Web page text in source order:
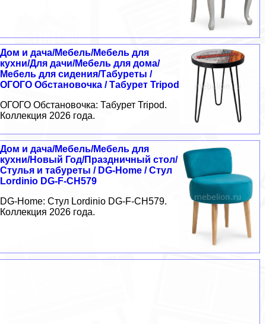
Дом и дача/Мебель/Мебель для
кухни/Для дачи/Мебель для дома/
Мебель для сидения/Табуреты /
ОГОГО Обстановочка / Табурет Tripod
ОГОГО Обстановочка: Табурет Tripod.
Коллекция 2026 года.
Дом и дача/Мебель/Мебель для
кухни/Новый Год/Праздничный стол/
Стулья и табуреты / DG-Home / Стул
Lordinio DG-F-CH579
DG-Home: Стул Lordinio DG-F-CH579.
Коллекция 2026 года.